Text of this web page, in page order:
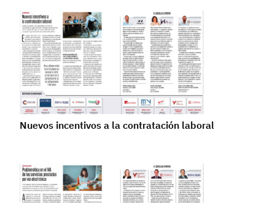
Nuevos incentivos a la contratación laboral